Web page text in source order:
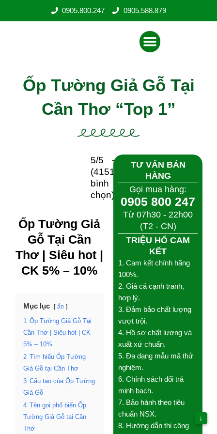
0905.800.247 0905.588.879
Menu
Ốp Tường Giả Gỗ Tại Cần
Thơ “Top 1”
5/5 -
(4151
bình
chọn)
Ốp Tường Giả
Gỗ Tại Cần Thơ
|Siêu hot | CK
5% – 10%
Mục lục ẩn
1 Ốp Tường Giả Gỗ Tại
Cần Thơ | Siêu hot | CK
5% – 10%
2 Tìm hiểu Ốp Tường
Giả Gỗ tại Cần Thơ
3 Cấu tạo của Ốp
Tường Giả Gỗ
4 Tên gọi phổ biến Ốp
Tường Giả Gỗ tại Cần
Thơ
TƯ VẤN BÁN HÀNG
Gọi mua hàng:
0905 800 247
Từ 07h30 - 22h00
(T2 - CN)
TRIỆU HỔ CAM KẾT
1. Cam kết chính hãng
2. Giá cả cạnh tranh, hợp
lý.
3. Đảm bảo chất lượng
vượt trội.
4. Hồ sơ chất lượng và
xuất xứ chuẩn.
5. Đa dạng mẫu mã thử
nghiệm.
6. Chính sách đổi trả
minh bạch.
7. Bảo hành theo tiêu
chuẩn NSX.
8. Hướng dẫn thi công
tận tình.
9. Chăm sóc nhiệt tình
↓